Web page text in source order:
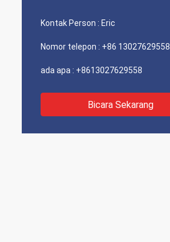
Kontak Person : Eric
Nomor telepon : +86 13027629558
ada apa : +8613027629558
Bicara Sekarang